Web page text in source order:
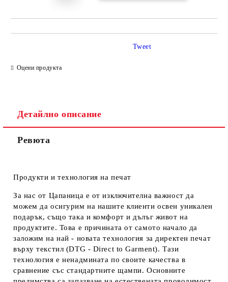
Оцени продукта
Tweet
Детайлно описание
Ревюта
Продукти и технология на печат
За нас от Цапаница е от изключителна важност да
можем да осигурим на нашите клиенти освен уникален
подарък, също така и комфорт и дълъг живот на
продуктите. Това е причината от самото начало да
заложим на най - новата технология за директен печат
върху текстил (DTG - Direct to Garment). Тази
технология е ненадмината по своите качества в
сравнение със стандартните щампи. Основните